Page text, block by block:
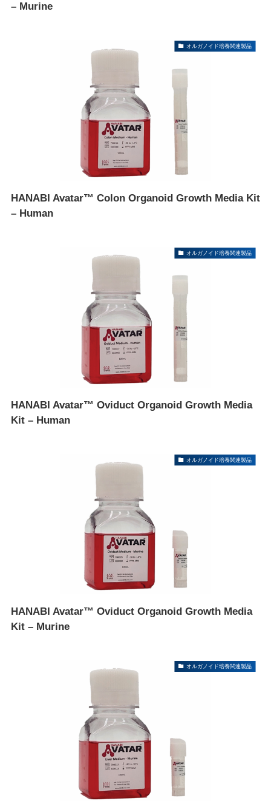
– Murine
オルガノイド培養関連製品
HANABI Avatar™ Colon Organoid Growth Media Kit
– Human
オルガノイド培養関連製品
HANABI Avatar™ Oviduct Organoid Growth Media
Kit – Human
オルガノイド培養関連製品
HANABI Avatar™ Oviduct Organoid Growth Media
Kit – Murine
オルガノイド培養関連製品